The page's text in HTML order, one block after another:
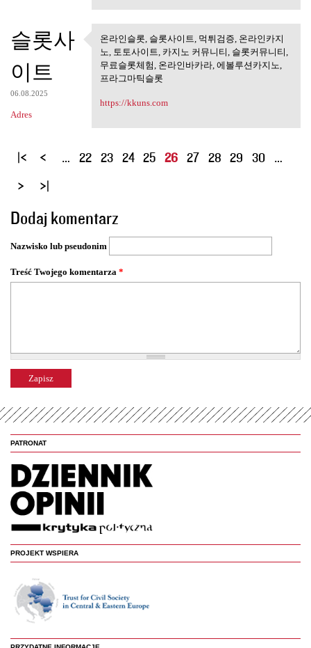
슬롯사
이트
06.08.2025
Adres
온라인슬롯, 슬롯사이트, 먹튀검
증, 온라인카지노,
온라인슬롯, 슬롯사이트, 먹튀검증, 온라인카지
노, 토토사이트, 카지노 커뮤니티, 슬롯커뮤니티,
무료슬롯체험, 온라인바카라, 에볼루션카지노,
프라그마틱슬롯
https://kkuns.com
S
o
n
y
… 22 23 24 25 26 27 28 29 30 …
Dodaj komentarz
Nazwisko lub pseudonim
Treść Twojego komentarza *
PATRONAT
PROJEKT WSPIERA